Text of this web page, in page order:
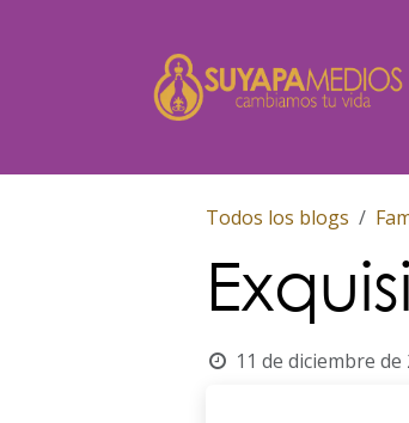
Todos los blogs
11 de diciembre de